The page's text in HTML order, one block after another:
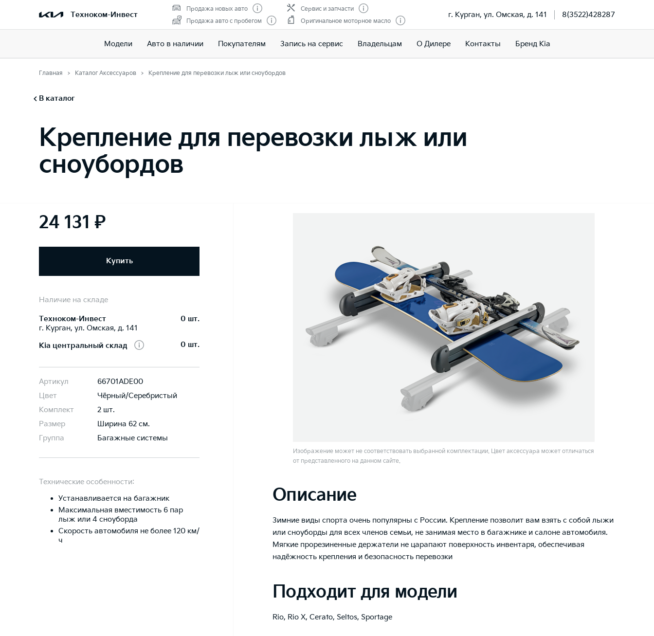
Техноком-Инвест
Продажа новых авто
Продажа авто с пробегом
Сервис и запчасти
Оригинальное моторное масло
г. Курган, ул. Омская, д. 141 8(3522)428287
Модели Авто в наличии Покупателям Запись на сервис Владельцам О Дилере Контакты Бренд Kia
Главная Каталог Аксессуаров Крепление для перевозки лыж или сноубордов
В каталог
Крепление для перевозки лыж или
сноубордов
24 131 ₽
Купить
Наличие на складе
Техноком-Инвест
г. Курган, ул. Омская, д. 141
0 шт.
Kia центральный склад 0 шт.
Артикул
66701ADE00
Цвет
Чёрный/Серебристый
Комплект
2 шт.
Размер
Ширина 62 см.
Группа
Багажные системы
Технические особенности:
Устанавливается на багажник
Максимальная вместимость 6 пар
лыж или 4 сноуборда
Скорость автомобиля не более 120 км/
ч
Изображение может не соответствовать выбранной комплектации. Цвет аксессуара может отличаться
от представленного на данном сайте.
Описание
Зимние виды спорта очень популярны с России. Крепление позволит вам взять с собой лыжи
или сноуборды для всех членов семьи, не занимая место в багажнике и салоне автомобиля.
Мягкие прорезиненные держатели не царапают поверхность инвентаря, обеспечивая
надёжность крепления и безопасность перевозки
Подходит для модели
Rio, Rio X, Cerato, Seltos, Sportage